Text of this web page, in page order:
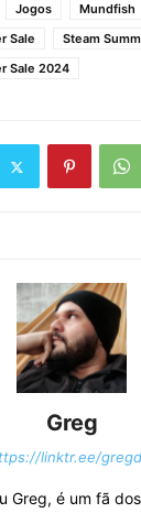
Jogos Mundfish
Sale
Steam
Sale 2024
Greg
linktr.ee/
Greg, é um fã